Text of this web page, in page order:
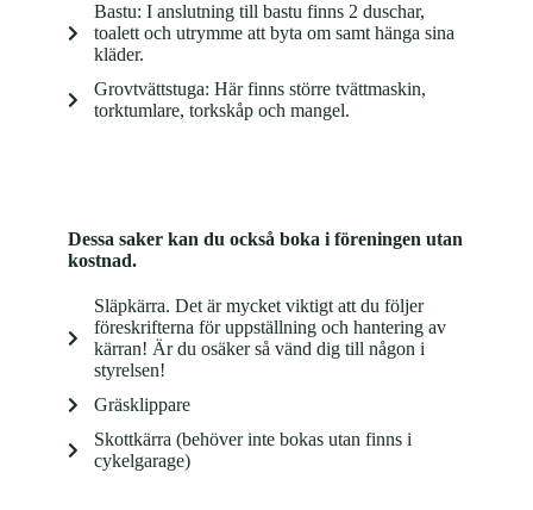
Bastu: I anslutning till bastu finns 2 duschar,
toalett och utrymme att byta om samt hänga sina
kläder.
Grovtvättstuga: Här finns större tvättmaskin,
torktumlare, torkskåp och mangel.
Dessa saker kan du också boka i föreningen utan
kostnad.
Släpkärra. Det är mycket viktigt att du följer
föreskrifterna för uppställning och hantering av
kärran! Är du osäker så vänd dig till någon i
styrelsen!
Gräsklippare
Skottkärra (behöver inte bokas utan finns i
cykelgarage)